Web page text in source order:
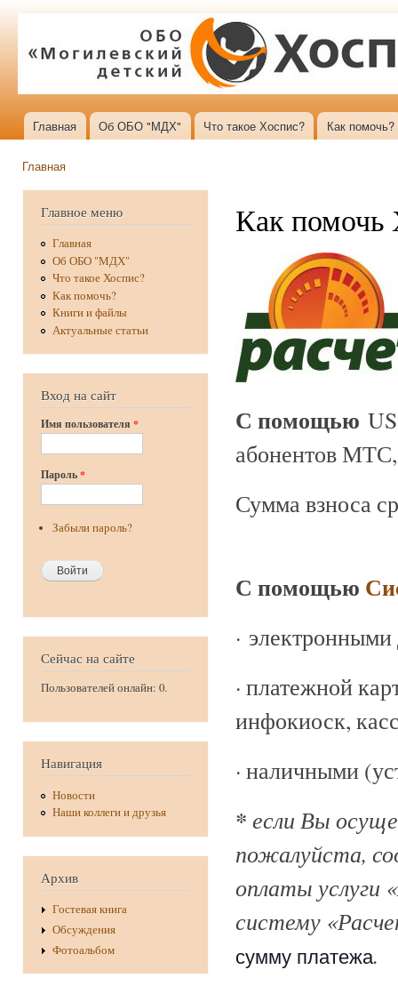
Главное меню
Главная Об ОБО "МДХ" Что такое Хоспис? Как помочь?
Главная
Главное меню
Главная
Об ОБО "МДХ"
Что такое Хоспис?
Как помочь?
Книги и файлы
Актуальные статьи
Вход на сайт
Имя пользователя *
Пароль*
Забыли пароль?
Сейчас на сайте
Пользователей онлайн: 0.
Навигация
Новости
Наши коллеги и друзья
Архив
Гостевая книга
Обсуждения
Фотоальбом
Как помочь
С помощью
абонентов
Сумма взноса
С помощью
·
· платежной
инфокиоск,
· наличными
* если Вы
пожалуйста,
оплаты услуги «
систему
сумму платежа.